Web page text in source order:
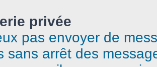
privée
pas envoyer de
sans arrêt des